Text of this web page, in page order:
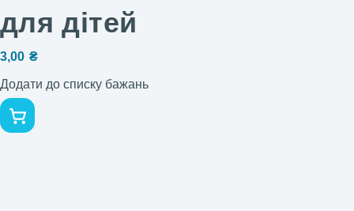
для дітей
3,00 ₴
Додати до списку бажань